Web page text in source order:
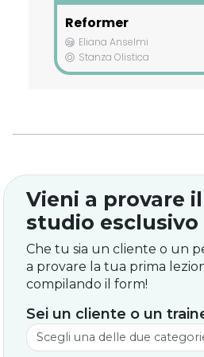
Vieni a provare
studio esclusivo
Che tu sia un cliente o un
a provare la tua prima
compilando il form!
Sei un cliente o un